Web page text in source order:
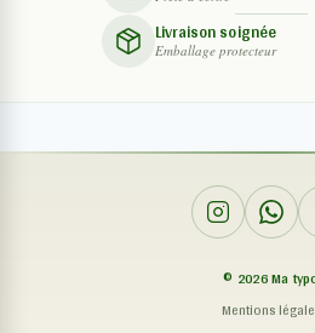
Livraison soignée
Emballage protecteur
© 2026Ma
Mentions